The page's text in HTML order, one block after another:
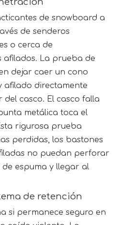
de snowboard a
de senderos
o cerca de
afilados. La prueba de
dejar caer un cono
afilado directamente
casco. El casco falla
metálica toca el
rigurosa prueba
perdidas, los bastones
no puedan perforar
espuma y llegar al
de retención
si permanece seguro en